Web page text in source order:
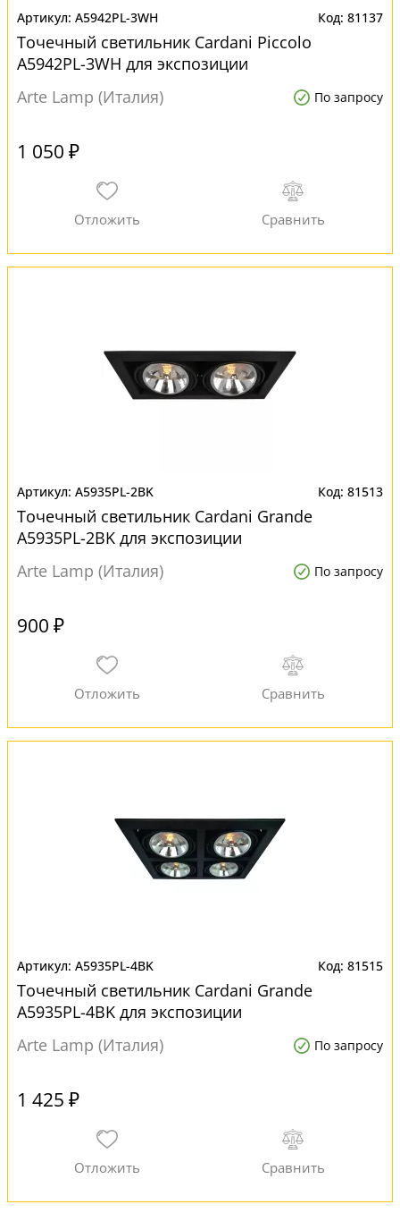
A5942PL-3WH 81137
Точечный светильник Cardani Piccolo
A5942PL-3WH для экспозиции
Arte Lamp (Италия)
По запросу
1 050 ₽
A5935PL-2BK 81513
Точечный светильник Cardani Grande
A5935PL-2BK для экспозиции
Arte Lamp (Италия)
По запросу
900 ₽
A5935PL-4BK 81515
Точечный светильник Cardani Grande
A5935PL-4BK для экспозиции
Arte Lamp (Италия)
По запросу
1 425 ₽